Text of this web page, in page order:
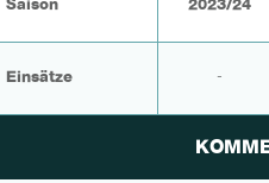
Saison 2023/24
Einsätze -